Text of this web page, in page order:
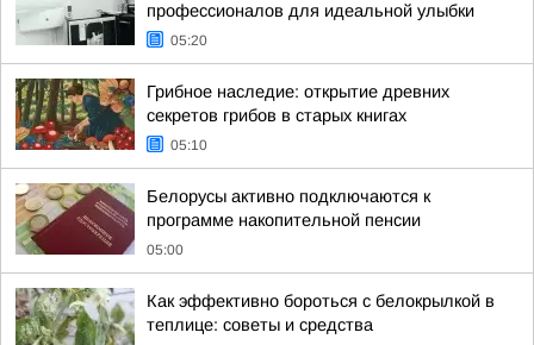
профессионалов для идеальной улыбки
05:20
Грибное наследие: открытие древних
секретов грибов в старых книгах
05:10
Белорусы активно подключаются к
программе накопительной пенсии
05:00
Как эффективно бороться с белокрылкой в
теплице: советы и средства